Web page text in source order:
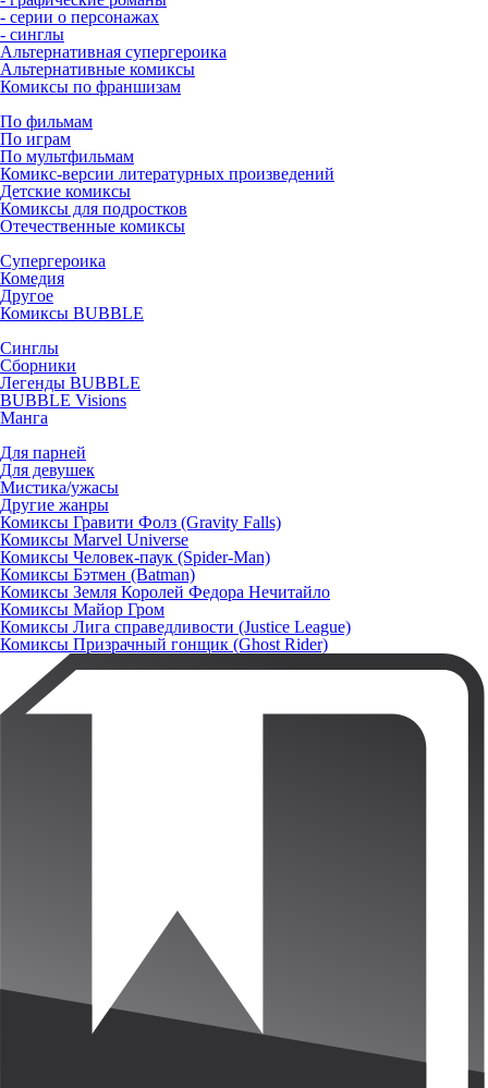
- серии о персонажах
- синглы
Альтернативная супергероика
Альтернативные комиксы
Комиксы по франшизам
По фильмам
По играм
По мультфильмам
Комикс-версии литературных произведений
Детские комиксы
Комиксы для подростков
Отечественные комиксы
Супергероика
Комедия
Другое
Комиксы BUBBLE
Синглы
Сборники
Легенды BUBBLE
BUBBLE Visions
Манга
Для парней
Для девушек
Мистика/ужасы
Другие жанры
Комиксы Гравити Фолз (Gravity Falls)
Комиксы Marvel Universe
Комиксы Человек-паук (Spider-Man)
Комиксы Бэтмен (Batman)
Комиксы Земля Королей Федора Нечитайло
Комиксы Майор Гром
Комиксы Лига справедливости (Justice League)
Комиксы Призрачный гонщик (Ghost Rider)